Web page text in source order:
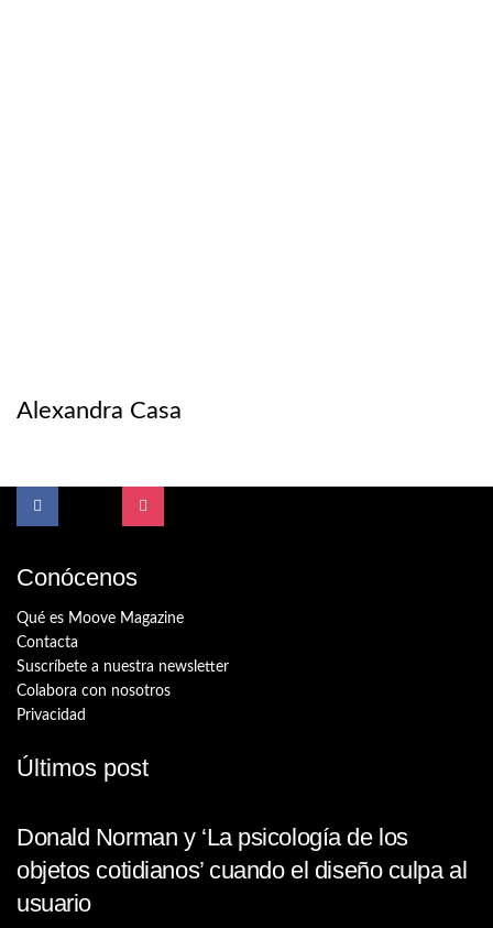
Alexandra Casa
Conócenos
Qué es Moove Magazine
Contacta
Suscríbete a nuestra newsletter
Colabora con nosotros
Privacidad
Últimos post
Donald Norman y ‘La psicología de los
objetos cotidianos’ cuando el diseño culpa al
usuario